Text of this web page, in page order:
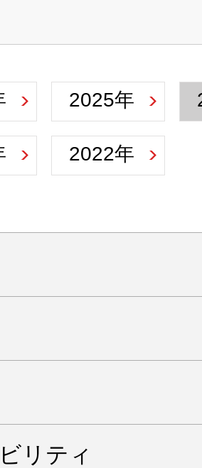
2025年
2022年
リティ